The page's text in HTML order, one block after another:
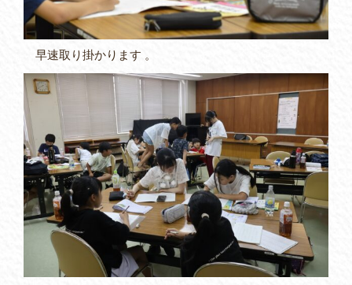
早速取り掛かります 。